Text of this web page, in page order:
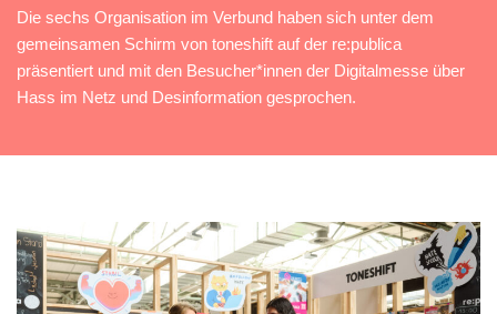
Die sechs Organisation im Verbund haben sich unter dem
gemeinsamen Schirm von toneshift auf der re:publica
präsentiert und mit den Besucher*innen der Digitalmesse über
Hass im Netz und Desinformation gesprochen.